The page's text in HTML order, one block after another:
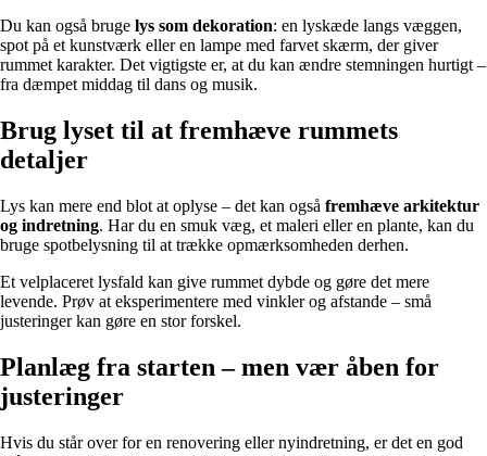
Du kan også bruge lys som dekoration: en lyskæde langs væggen,
spot på et kunstværk eller en lampe med farvet skærm, der giver
rummet karakter. Det vigtigste er, at du kan ændre stemningen hurtigt –
fra dæmpet middag til dans og musik.
Brug lyset til at fremhæve rummets
detaljer
Lys kan mere end blot at oplyse – det kan også fremhæve arkitektur
og indretning. Har du en smuk væg, et maleri eller en plante, kan du
bruge spotbelysning til at trække opmærksomheden derhen.
Et velplaceret lysfald kan give rummet dybde og gøre det mere
levende. Prøv at eksperimentere med vinkler og afstande – små
justeringer kan gøre en stor forskel.
Planlæg fra starten – men vær åben for
justeringer
Hvis du står over for en renovering eller nyindretning, er det en god